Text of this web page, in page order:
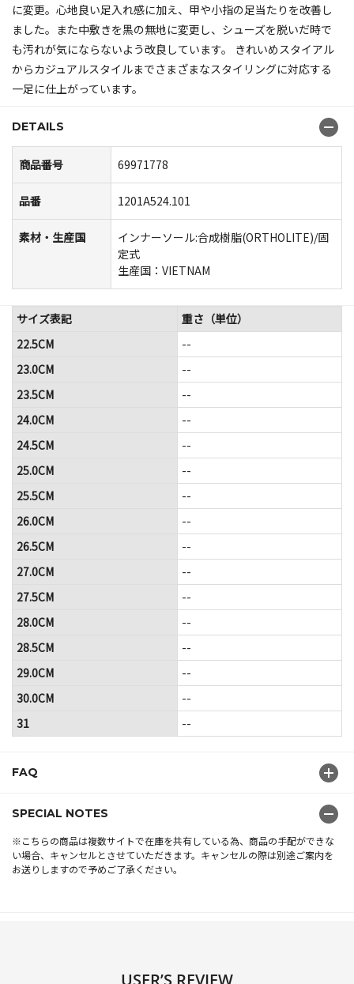
に変更。心地良い足入れ感に加え、甲や小指の足当たりを改善し
ました。また中敷きを黒の無地に変更し、シューズを脱いだ時で
も汚れが気にならないよう改良しています。 きれいめスタイアル
からカジュアルスタイルまでさまざまなスタイリングに対応する
一足に仕上がっています。
DETAILS
商品番号 69971778
品番 1201A524.101
素材・生産国
インナーソール:合成樹脂(ORTHOLITE)/固
定式
生産国：VIETNAM
FAQ
SPECIAL NOTES
※こちらの商品は複数サイトで在庫を共有している為、商品の手配ができな
い場合、キャンセルとさせていただきます。キャンセルの際は別途ご案内を
お送りしますので予めご了承ください。
サイズ表記
重さ（単位）
22.5CM
--
23.0CM
--
23.5CM
--
24.0CM
--
24.5CM
--
25.0CM
--
25.5CM
--
26.0CM
--
26.5CM
--
27.0CM
--
27.5CM
--
28.0CM
--
28.5CM
--
29.0CM
--
30.0CM
--
31
--
USER’S REVIEW